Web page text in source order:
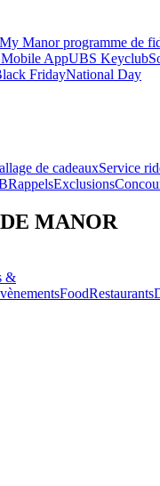
My Manor programme de
AppUBS Keyclub
FridayNational Day
de cadeauxService
RappelsExclusions
MANOR
&
FoodRestaurants